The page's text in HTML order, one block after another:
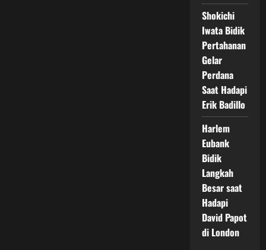
Shokichi
Iwata Bidik
Pertahanan
Gelar
Perdana
Saat Hadapi
Erik Badillo
Harlem
Eubank
Bidik
Langkah
Besar saat
Hadapi
David Papot
di London